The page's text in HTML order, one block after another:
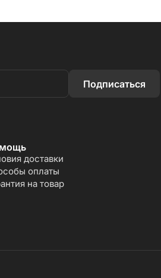
Подписаться
доставки
оплаты
на товар